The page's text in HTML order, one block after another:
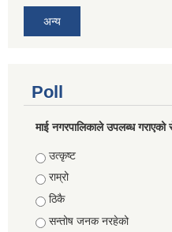
अन्य
Poll
माई नगरपालिकाले उपलब्ध गराएको
Choices
उत्कृष्ट
राम्रो
ठिकै
सन्तोष जनक नरहेको